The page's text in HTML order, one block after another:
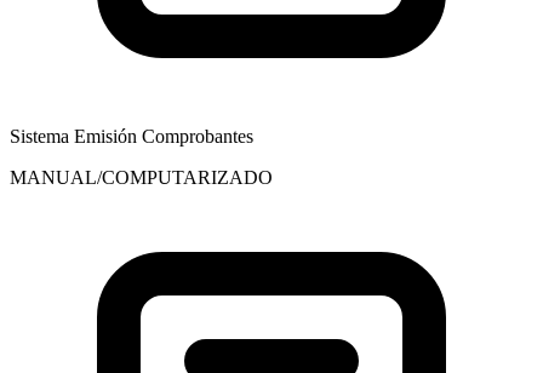
Sistema Emisión Comprobantes
MANUAL/COMPUTARIZADO